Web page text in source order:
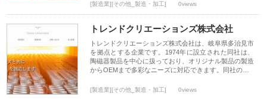
[製造業][その他_製造・加工] 0views
トレンドクリエーションズ株式会社
トレンドクリエーションズ株式会社は、岐阜県多治見市
を拠点とする企業です。1974年に設立された同社は、
陶磁器製品を中心に扱っており、オリジナル製品の製造
からOEMまで多彩なニーズに対応できます。同社の…
[製造業][その他_製造・加工] 0views